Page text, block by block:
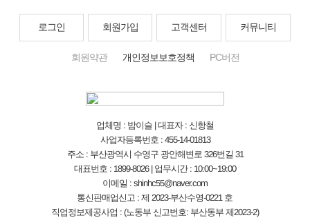
로그인 회원가입 고객센터 커뮤니티
회원약관 개인정보보호정책 PC버전
업체명 : 밤이슬 | 대표자 : 신항철
사업자등록번호 : 455-14-01813
주소 : 부산광역시 수영구 광안해변로 326번길 31
대표번호 : 1899-8026 | 업무시간 : 10:00~19:00
이메일 : shinhc55@naver.com
통신판매업신고 : 제 2023-부산수영-0221 호
직업정보제공사업 : (노동부 신고번호: 부산동부 제2023-2)